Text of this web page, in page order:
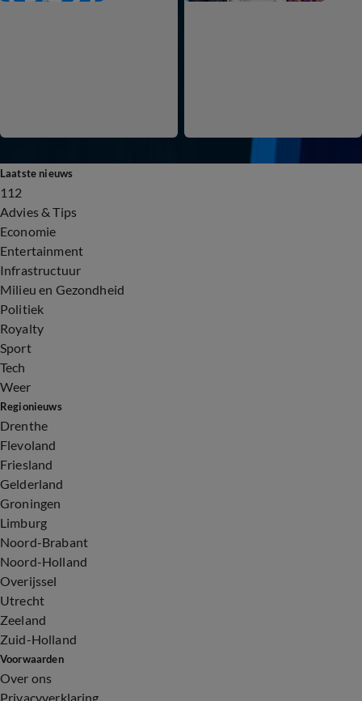
Laatste nieuws
112
Advies & Tips
Economie
Entertainment
Infrastructuur
Milieu en Gezondheid
Politiek
Royalty
Sport
Tech
Weer
Regionieuws
Drenthe
Flevoland
Friesland
Gelderland
Groningen
Limburg
Noord-Brabant
Noord-Holland
Overijssel
Utrecht
Zeeland
Zuid-Holland
Voorwaarden
Over ons
Privacyverklaring